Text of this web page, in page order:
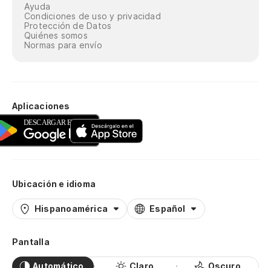
Ayuda
Condiciones de uso y privacidad
Protección de Datos
Quiénes somos
Normas para envío
Aplicaciones
Ubicación e idioma
Hispanoamérica Español
Pantalla
Automático Claro Oscuro